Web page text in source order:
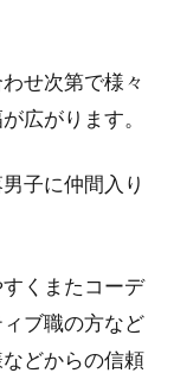
おこう
感があるので、上品
多い岡山は日
の産地
せ次第で様々
広がります。
子に仲間入り
くまたコーデ
ブ職の方など
どからの信頼